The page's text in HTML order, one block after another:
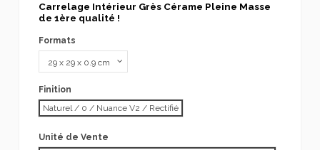
Carrelage Intérieur Grès Cérame Pleine Masse
de 1ère qualité !
Formats
Finition
Naturel / 0 / Nuance V2 / Rectifié
Unité de Vente